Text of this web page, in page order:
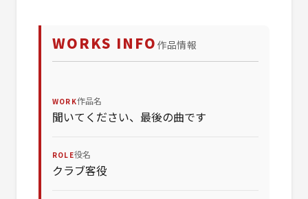
WORKS INFO 作品情報
WORK作品名
聞いてください、最後の曲です
ROLE役名
クラブ客役